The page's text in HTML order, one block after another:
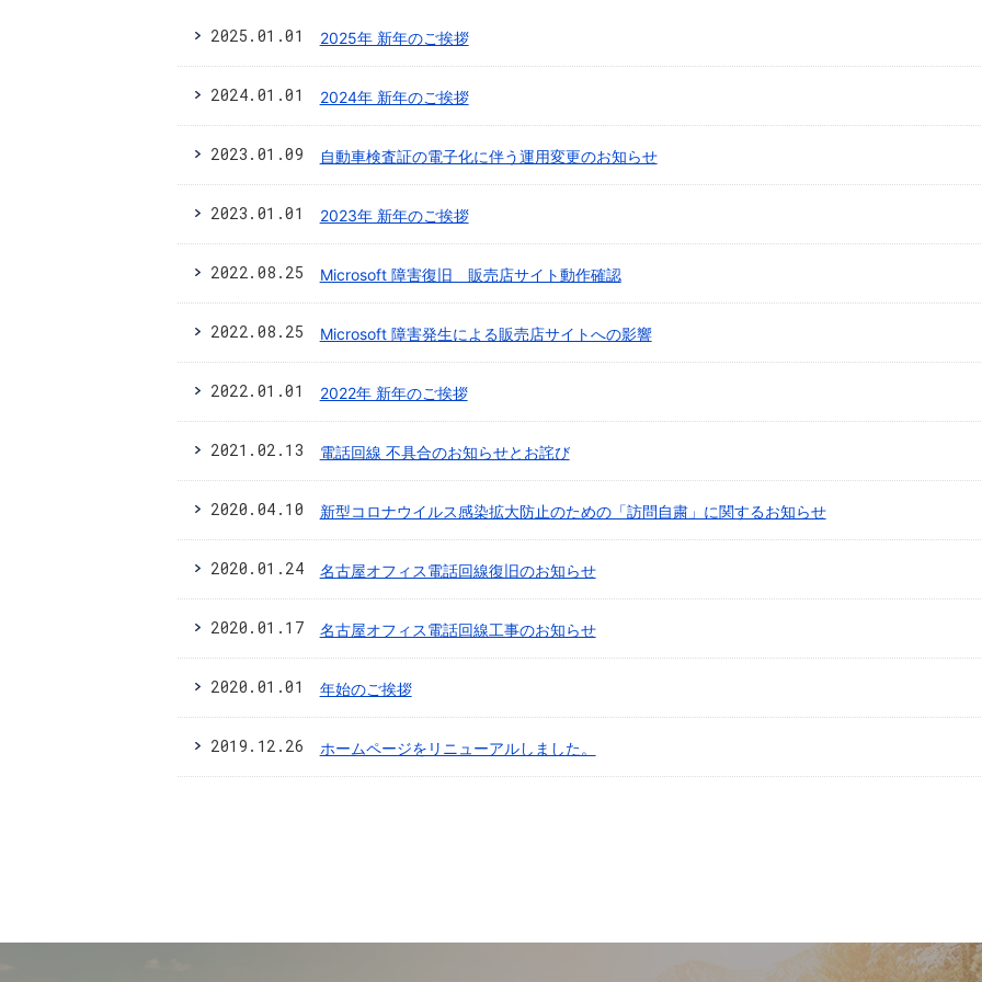
2025.01.01 2025年 新年のご挨拶
2024.01.01 2024年 新年のご挨拶
2023.01.09 自動車検査証の電子化に伴う運用変更のお知らせ
2023.01.01 2023年 新年のご挨拶
2022.08.25 Microsoft 障害復旧 販売店サイト動作確認
2022.08.25 Microsoft 障害発生による販売店サイトへの影響
2022.01.01 2022年 新年のご挨拶
2021.02.13 電話回線 不具合のお知らせとお詫び
2020.04.10 新型コロナウイルス感染拡大防止のための「訪問自粛」に関するお知らせ
2020.01.24 名古屋オフィス電話回線復旧のお知らせ
2020.01.17 名古屋オフィス電話回線工事のお知らせ
2020.01.01 年始のご挨拶
2019.12.26 ホームページをリニューアルしました。